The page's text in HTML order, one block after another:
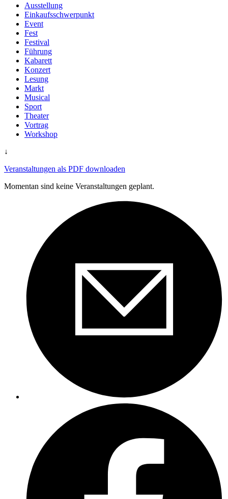
Ausstellung
Einkaufsschwerpunkt
Event
Fest
Festival
Führung
Kabarett
Konzert
Lesung
Markt
Musical
Sport
Theater
Vortrag
Workshop
↓
Veranstaltungen als PDF downloaden
Momentan sind keine Veranstaltungen geplant.